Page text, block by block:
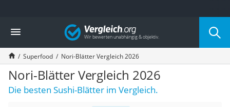
Die beliebtesten Vergleiche nach Kategorie
Lebensmittel
Schwarzkümmelöl
Knäckebrot
Schwarzkümmelöl-Kapseln
Manukahonig
Eiklar
Vergleich
Superfood Nori-Blätter Vergleich 2026
Nori-Blätter Vergleich 2026
Die besten Sushi-Blätter im Vergleich.